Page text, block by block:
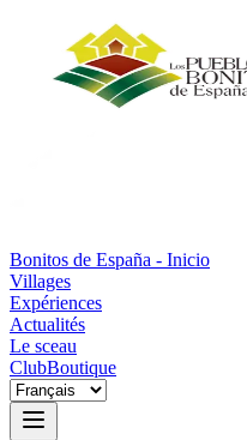
Bonitos de España - Inicio
Villages
Expériences
Actualités
Le sceau
ClubBoutique